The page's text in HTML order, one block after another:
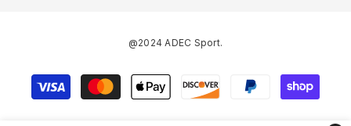
@2024 ADEC Sport.
Méthodes